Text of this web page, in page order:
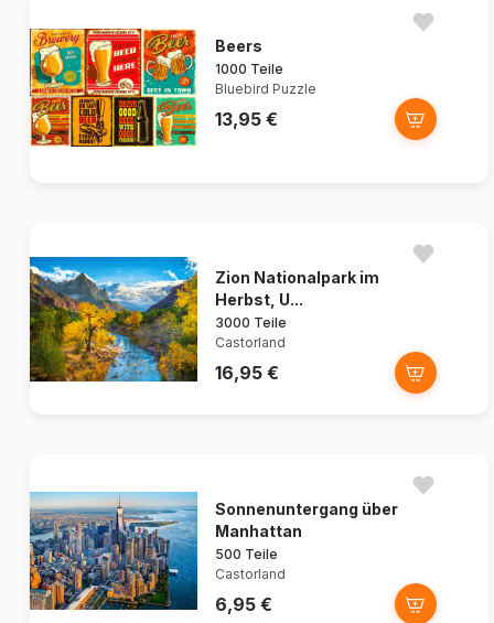
Beers
1000 Teile
Bluebird Puzzle
13,95 €
Zion Nationalpark im
Herbst, U...
3000 Teile
Castorland
16,95 €
Sonnenuntergang über
Manhattan
500 Teile
Castorland
6,95 €